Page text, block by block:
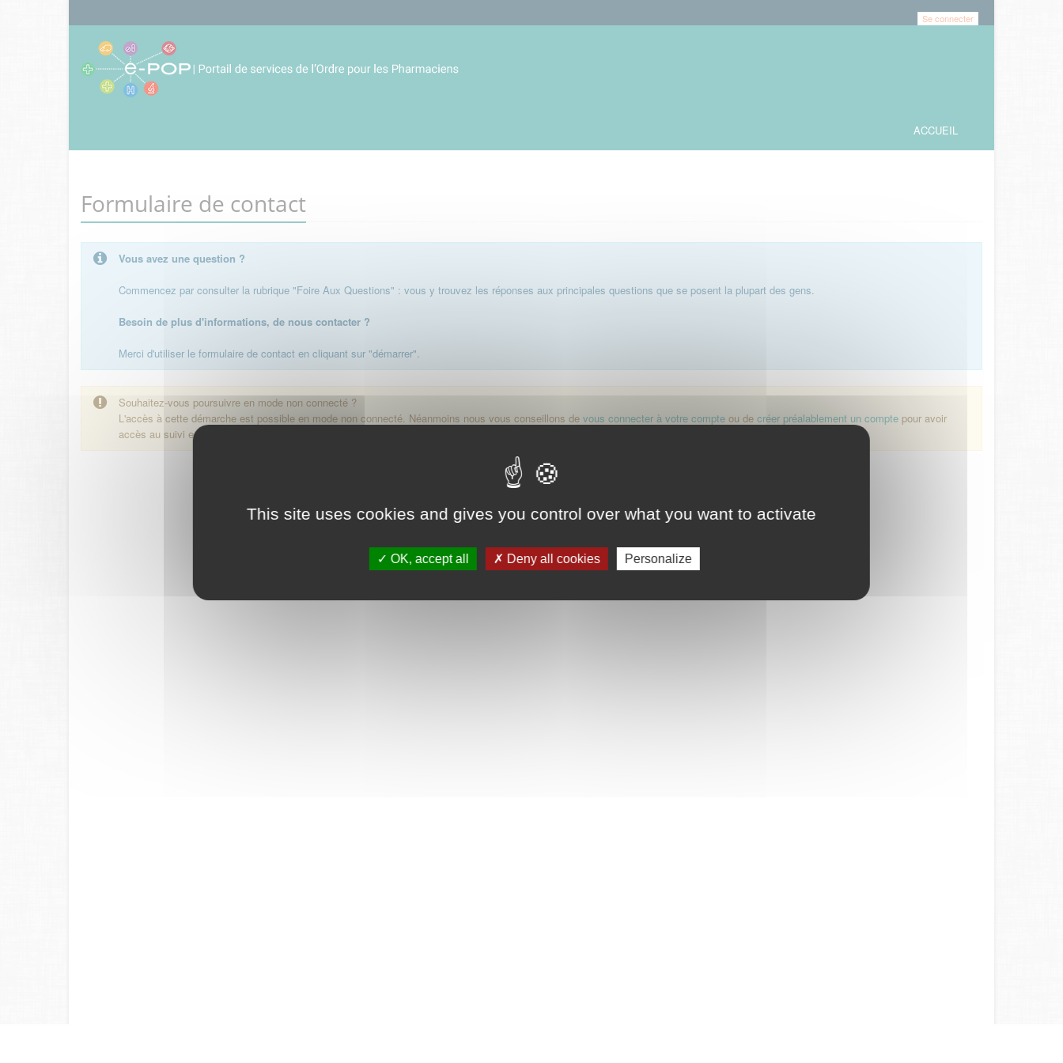
This site uses cookies and gives you control over what you want to activate
OK, accept all Deny all cookies Personalize
Se connecter
ACCUEIL
Formulaire de contact
Vous avez une question ?
Commencez par consulter la rubrique "Foire Aux Questions" : vous y trouvez les réponses aux principales questions que se posent la plupart des gens.
Besoin de plus d'informations, de nous contacter ?
Merci d'utiliser le formulaire de contact en cliquant sur "démarrer".
Souhaitez-vous poursuivre en mode non connecté ?
L'accès à cette démarche est possible en mode non connecté. Néanmoins nous vous conseillons de vous connecter à votre compte ou de créer préalablement un compte pour avoir
accès au suivi en ligne de la démarche.
Démarrer